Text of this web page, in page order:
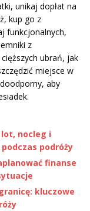
unikaj dopłat na
kup go z
funkcjonalnych,
z
ubrań, jak
miejsce w
aby
nocleg i
podróży
finanse
kluczowe